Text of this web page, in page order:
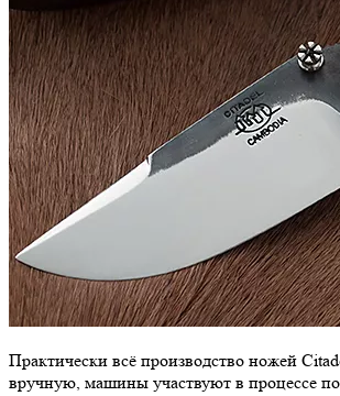
Практически всё производство ножей
вручную, машины участвуют в процессе